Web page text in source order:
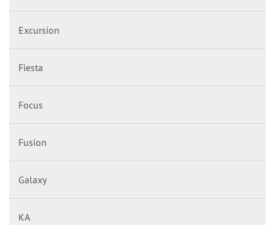
Excursion
Fiesta
Focus
Fusion
Galaxy
KA